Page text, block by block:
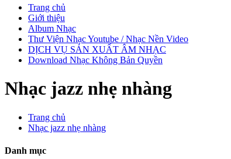
Trang chủ
Giới thiệu
Album Nhạc
Thư Viện Nhạc Youtube / Nhạc Nền Video
DỊCH VỤ SẢN XUẤT ÂM NHẠC
Download Nhạc Không Bản Quyền
Nhạc jazz nhẹ nhàng
Trang chủ
Nhạc jazz nhẹ nhàng
Danh mục